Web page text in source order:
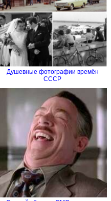
Душевные фотографии времён
СССР